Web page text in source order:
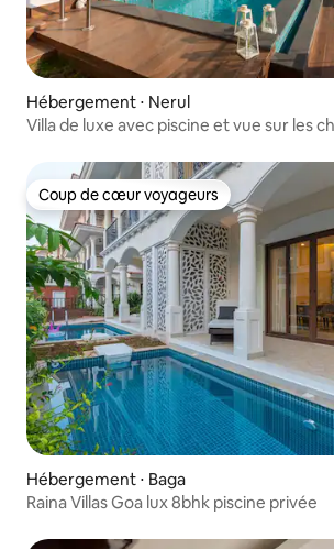
Hébergement ⋅ Nerul
Villa de luxe avec piscine et vue sur les
Coup de cœur voyageurs
Coup de cœur voyageurs
Hébergement ⋅ Baga
Raina Villas Goa lux 8bhk piscine privée